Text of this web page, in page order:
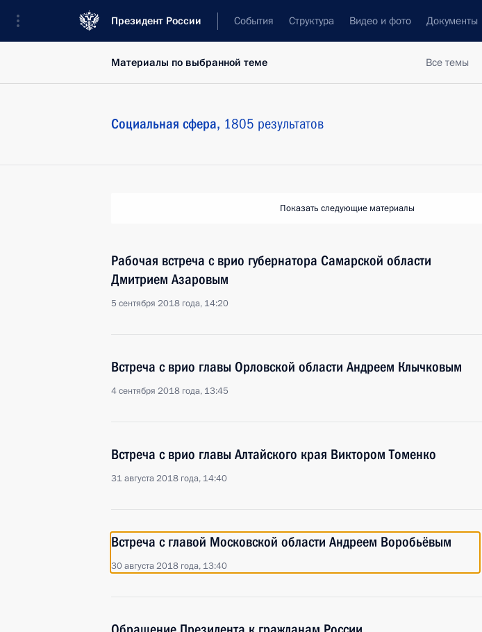
Президент России События Структура Видео и фото Документы
Все темы
Материалы по выбранной теме
Социальная сфера, 1805 результатов
Показать следующие материалы
Рабочая встреча с врио губернатора Самарской области
Дмитрием Азаровым
5 сентября 2018 года, 14:20
Встреча с врио главы Орловской области Андреем Клычковым
4 сентября 2018 года, 13:45
Встреча с врио главы Алтайского края Виктором Томенко
31 августа 2018 года, 14:40
Встреча с главой Московской области Андреем Воробьёвым
30 августа 2018 года, 13:40